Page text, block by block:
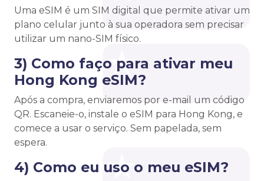
Uma eSIM é um SIM digital que permite ativar um
plano celular junto à sua operadora sem precisar
utilizar um nano-SIM físico.
3) Como faço para ativar meu
Hong Kong eSIM?
Após a compra, enviaremos por e-mail um código
QR. Escaneie-o, instale o eSIM para Hong Kong, e
comece a usar o serviço. Sem papelada, sem
espera.
4) Como eu uso o meu eSIM?